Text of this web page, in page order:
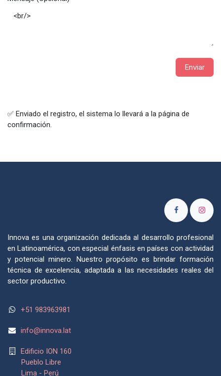
Enviar
✅ Enviado el registro, el sistema lo llevará a la página de
confirmación.
Innova es una organización dedicada al desarrollo profesional
en Latinoamérica, con especial énfasis en países con actividad
y potencial minero. Nuestro propósito es brindar formación
técnica de excelencia, adaptada a las necesidades reales del
sector productivo.
+51 983963981
info@innova.lat
Edificio ION 160
Pueblo Libre
Lima - Perú